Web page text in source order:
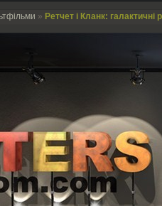
» Ретчет і Кланк: